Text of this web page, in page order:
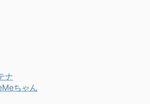
ナ
ちゃん